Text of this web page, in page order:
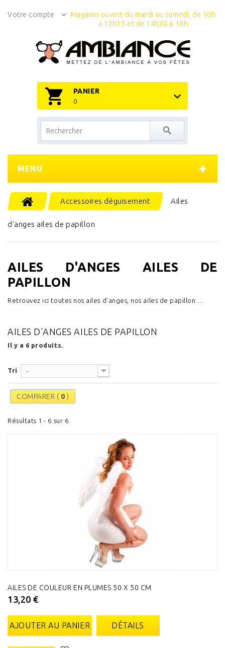
Votre compte
Magasin ouvert du mardi au samedi, de 10h
à 12h15 et de 14h30 à 18h
PANIER
0
MENU
Accessoires déguisement Ailes
d'anges ailes de papillon
AILES D'ANGES AILES DE
PAPILLON
Retrouvez ici toutes nos ailes d'anges, nos ailes de papillon ...
AILES D'ANGES AILES DE PAPILLON
Il y a 6 produits.
Tri --
COMPARER ( 0 )
Résultats 1 - 6 sur 6.
AILES DE COULEUR EN PLUMES 50 X 50 CM
13,20 €
AJOUTER AU PANIER DÉTAILS